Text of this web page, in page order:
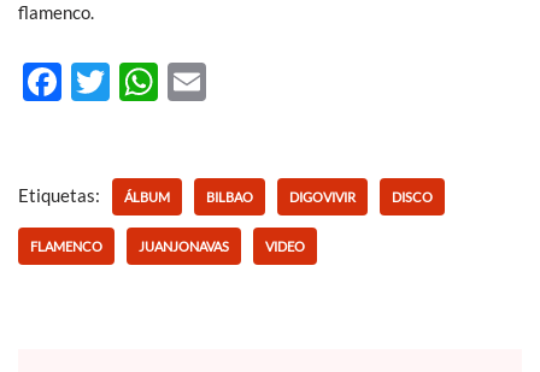
flamenco.
F
b
o
o
T
er
W
s
A
p
Etiquetas: ÁLBUM BILBAO DIGOVIVIR DISCO
FLAMENCO JUANJONAVAS VIDEO